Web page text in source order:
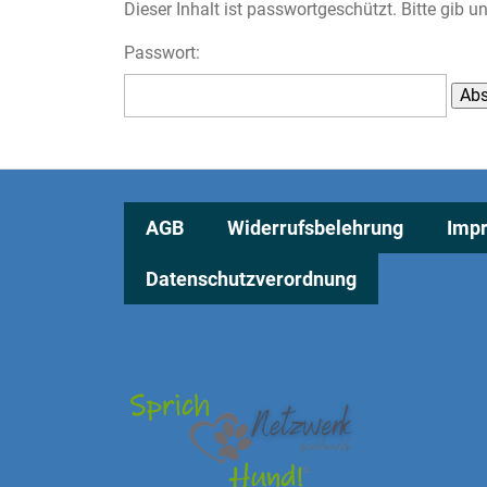
Dieser Inhalt ist passwortgeschützt. Bitte gib
Passwort:
AGB Widerrufsbelehrung
Datenschutzverordnung